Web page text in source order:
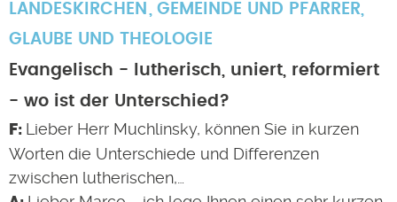
LANDESKIRCHEN GEMEINDE UND PFARRER,
GLAUBE UND THEOLOGIE
Evangelisch - lutherisch, uniert, reformiert
- wo ist der Unterschied?
Lieber Herr Muchlinsky, können Sie in kurzen
Worten die Unterschiede und Differenzen
zwischen lutherischen,…